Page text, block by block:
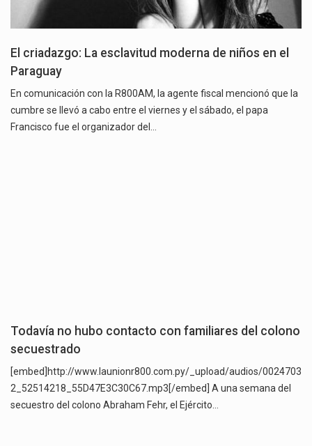
El criadazgo: La esclavitud moderna de niños en el
Paraguay
En comunicación con la R800AM, la agente fiscal mencionó que la
cumbre se llevó a cabo entre el viernes y el sábado, el papa
Francisco fue el organizador del…
Todavía no hubo contacto con familiares del colono
secuestrado
[embed]http://www.launionr800.com.py/_upload/audios/0024703
2_52514218_55D47E3C30C67.mp3[/embed] A una semana del
secuestro del colono Abraham Fehr, el Ejército…